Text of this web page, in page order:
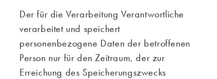
Der für die Verarbeitung Verantwortliche
verarbeitet und speichert
personenbezogene Daten der betroffenen
Person nur für den Zeitraum, der zur
Erreichung des Speicherungszwecks